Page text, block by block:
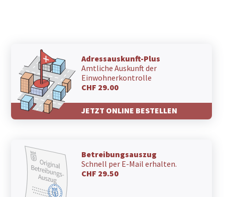
Adressauskunft-Plus
Amtliche Auskunft der
Einwohnerkontrolle
CHF 29.00
JETZT ONLINE BESTELLEN
Betreibungsauszug
Schnell per E-Mail erhalten.
CHF 29.50